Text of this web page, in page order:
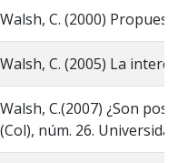
Walsh, C. (2000)
Walsh, C. (2005) La
Walsh, C.(2007) ¿Son
(Col), núm. 26.